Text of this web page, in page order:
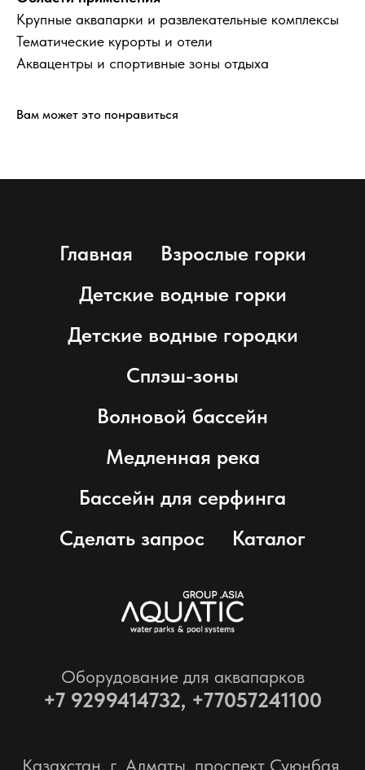
Крупные аквапарки и развлекательные комплексы
Тематические курорты и отели
Аквацентры и спортивные зоны отдыха
Вам может это понравиться
Главная
Взрослые горки
Детские водные горки
Детские водные городки
Сплэш-зоны
Волновой бассейн
Медленная река
Бассейн для серфинга
Сделать запрос
Каталог
Оборудование для аквапарков
+7 9299414732, +77057241100
Казахстан, г. Алматы, проспект Суюнбая,